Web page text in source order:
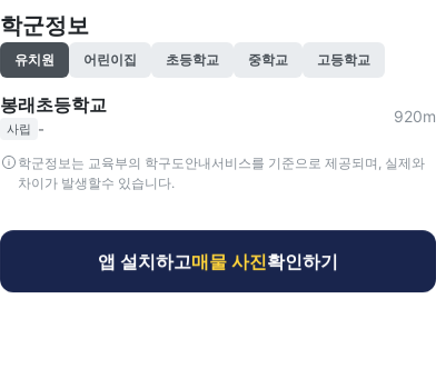
학군정보
유치원 어린이집 초등학교 중학교 고등학교
봉래초등학교
사립 -
920m
학군정보는 교육부의 학구도안내서비스를 기준으로 제공되며, 실제와
차이가 발생할수 있습니다.
앱 설치하고매물 사진확인하기